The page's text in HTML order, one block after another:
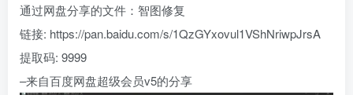
通过网盘分享的文件：智图修复
链接: https://pan.baidu.com/s/1QzGYxovul1VShNriwpJrsA
提取码: 9999
–来自百度网盘超级会员v5的分享